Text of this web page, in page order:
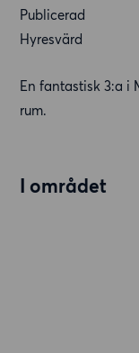
Publicerad
Hyresvärd
En fantastisk 3:a i
rum.
I området